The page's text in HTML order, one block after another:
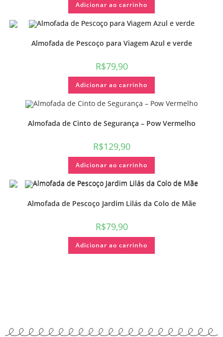
Adicionar ao carrinho
Almofada de Pescoço para Viagem Azul e verde
R$79,90
Adicionar ao carrinho
Almofada de Cinto de Segurança – Pow Vermelho
R$129,90
Adicionar ao carrinho
Almofada de Pescoço Jardim Lilás da Colo de Mãe
R$79,90
Adicionar ao carrinho